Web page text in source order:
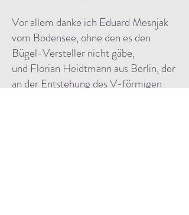
Vor allem danke ich Eduard Mesnjak
vom Bodensee, ohne den es den
Bügel-Versteller nicht gäbe,
und Florian Heidtmann aus Berlin, der
an der Entstehung des V-förmigen